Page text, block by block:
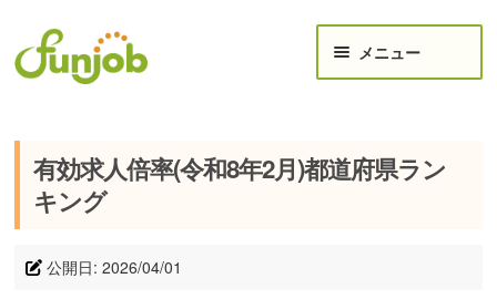
ナビゲーションへスキップ
コンテンツへスキップ
メニュー
月給から手取り計算｜月収年収_手取りシミュレーショ
ン
有効求人倍率(令和8年2月)都道府県ラン
キング
公開日: 2026/04/01